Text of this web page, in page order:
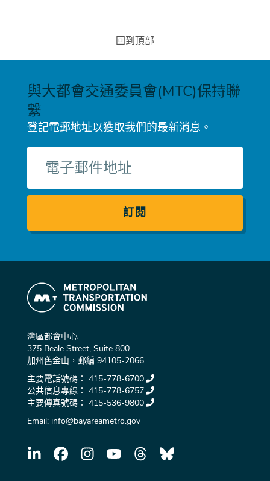
回到頂部
與大都會交通委員會(MTC)保持聯
繫
登記電郵地址以獲取我們的最新消息。
郵
件
灣區都會中心
375 Beale Street, Suite 800
加州舊金山，郵編 94105-2066
主要電話號碼： 415-778-6700
公共信息專線： 415-778-6757
主要傳真號碼： 415-536-9800
Email: info@bayareametro.gov